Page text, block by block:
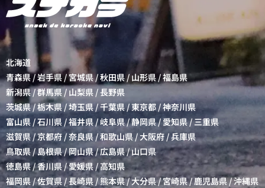
北海道
青森県/岩手県/宮城県/秋田県 / 山形県/福島県
新潟県/群馬県 / 山梨県 /長野県
茨城県 /栃木県/埼玉県/千葉県/東京都 /神奈川県
富山県 /石川県 /福井県/岐阜県/静岡県/愛知県/三重県
滋賀県/京都府/奈良県 /和歌山県/大阪府 /兵庫県
鳥取県 / 島根県/岡山県/広島県/山口県
徳島県/香川県/愛媛県 /高知県
福岡県 /佐賀県 /長崎県/熊本県/大分県/宮崎県/鹿児島県/沖縄県